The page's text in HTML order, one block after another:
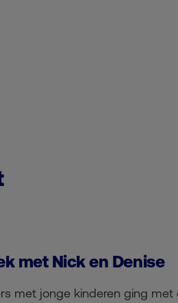
met Nick en Denise
met jonge kinderen ging met